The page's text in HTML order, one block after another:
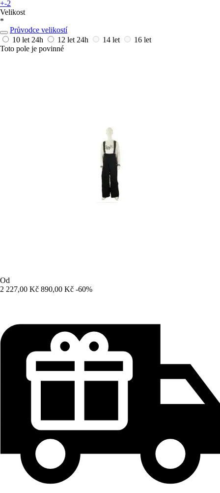
+-2
Velikost
*
Průvodce velikostí
10 let 24h 12 let 24h 14 let
16 let
Toto pole je povinné
Od
2 227,00 Kč 890,00 Kč -60%